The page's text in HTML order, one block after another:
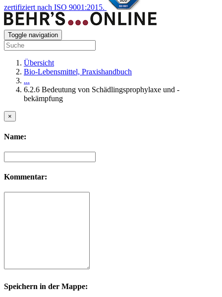
zertifiziert nach ISO 9001:2015.
Toggle navigation
Übersicht
Bio-Lebensmittel, Praxishandbuch
...
6.2.6 Bedeutung von Schädlingsprophylaxe und -
bekämpfung
×
Name:
Kommentar:
Speichern in der Mappe: